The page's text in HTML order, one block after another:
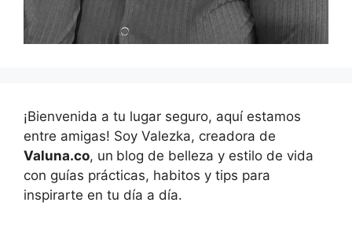
¡Bienvenida a tu lugar seguro, aquí estamos
entre amigas! Soy Valezka, creadora de
Valuna.co, un blog de belleza y estilo de vida
con guías prácticas, habitos y tips para
inspirarte en tu día a día.